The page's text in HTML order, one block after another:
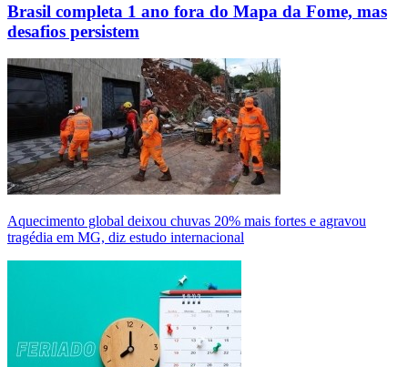
Brasil completa 1 ano fora do Mapa da Fome, mas
desafios persistem
Aquecimento global deixou chuvas 20% mais fortes e agravou
tragédia em MG, diz estudo internacional